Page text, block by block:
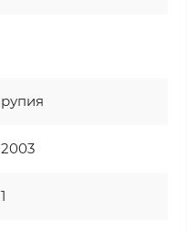
рупия
2003
1